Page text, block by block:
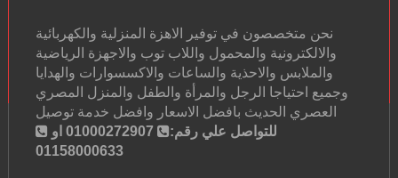
نحن متخصصون في توفير الاهزة المنزلية والكهربائية
والالكترونية والمحمول واللاب توب والاجهزة الرياضية
والملابس والاحذية والساعات والاكسسوارات والهدايا
وجميع احتياجا الرجل والمرأة والطفل والمنزل المصري
العصري الحديث بافضل الاسعار وافضل خدمة توصيل
للتواصل علي رقم:
01158000633